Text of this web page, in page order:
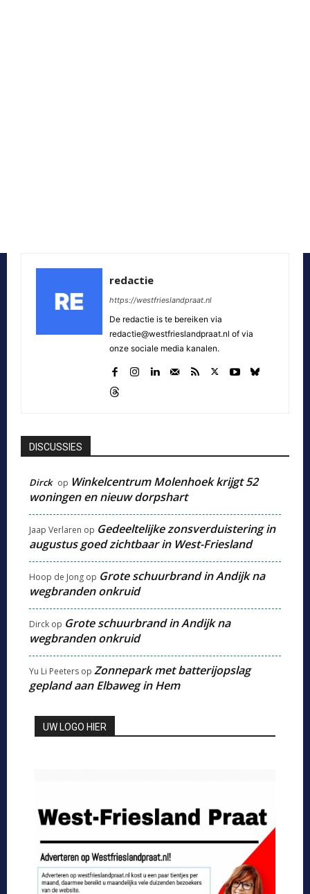
redactie
https://westfrieslandpraat.nl
De redactie is te bereiken via
redactie@westfrieslandpraat.nl of via
onze sociale media kanalen.
DISCUSSIES
Dirck op Winkelcentrum Molenhoek krijgt 52
woningen en nieuw dorpshart
Jaap Verlaren op Gedeeltelijke zonsverduistering in
augustus goed zichtbaar in West-Friesland
Hoop de Jong op Grote schuurbrand in Andijk na
wegbranden onkruid
Dirck op Grote schuurbrand in Andijk na
wegbranden onkruid
Yu Li Peeters op Zonnepark met batterijopslag
gepland aan Elbaweg in Hem
UW LOGO HIER